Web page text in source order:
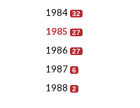
1984 32
1985 27
1986 27
1987 6
1988 2